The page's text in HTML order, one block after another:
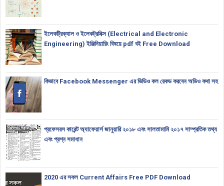
ইলেকট্রিক্যাল ও ইলেকট্রনিক্স (Electrical and Electronic
Engineering) ইঞ্জিনিয়ারিং বিষয়ে pdf বই Free Download
কিভাবে Facebook Messenger এর ভিডিও কল রেকড করবেন অডিও কথা সহ
প্রফেসরস কারেন্ট অ্যাফেয়ার্স জানুয়ারি ২০১৮ এবং সালতামামি ২০১৭ সাম্প্রতিক তথ্য
এবং প্রশ্ন সমাধান
2020 এর সকল Current Affairs Free PDF Download